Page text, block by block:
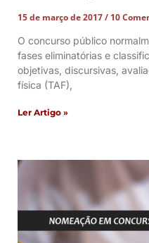
15 de março de 2017
10
O concurso público
fases eliminatórias e
objetivas, discursivas,
física (TAF),
Ler Artigo »